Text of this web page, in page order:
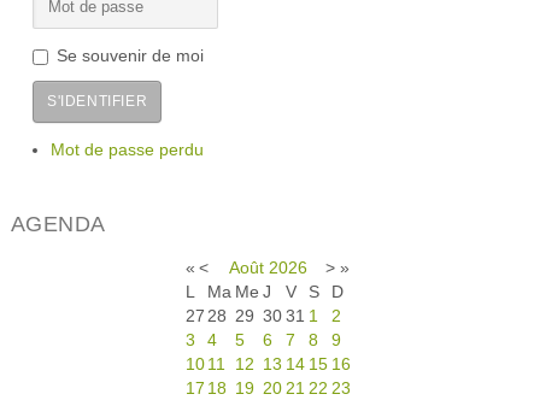
Se souvenir de moi
S'IDENTIFIER
Mot de passe perdu
AGENDA
« < Août 2026 > »
L
Ma Me J V S
D
27 28 29 30 31 1
2
3
4 5 6 7 8
9
10 11 12 13 14 15 16
17 18 19 20 21 22 23